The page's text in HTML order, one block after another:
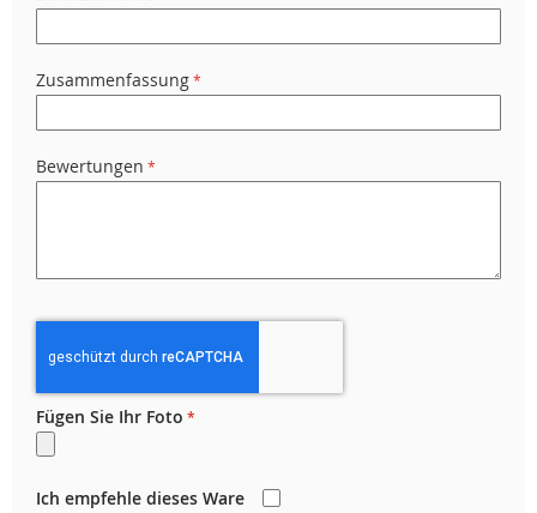
Zusammenfassung
Bewertungen
Fügen Sie Ihr Foto
Ich empfehle dieses Ware